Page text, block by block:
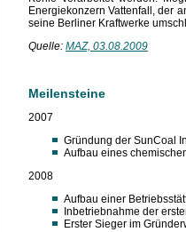
Energiekonzern Vattenfall, der
seine Berliner Kraftwerke
Quelle: MAZ, 03.08.2009
Meilensteine
2007
Gründung der SunCoal
Aufbau eines
2008
Aufbau einer
Inbetriebnahme der
Erster Sieger im